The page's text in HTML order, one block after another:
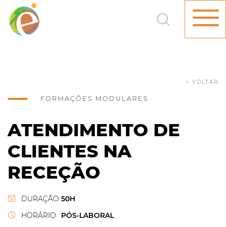
FORMAÇÕES MODULARES
< VOLTAR
ATENDIMENTO DE
CLIENTES NA
RECEÇÃO
DURAÇÃO 50H
HORÁRIO
PÓS-LABORAL